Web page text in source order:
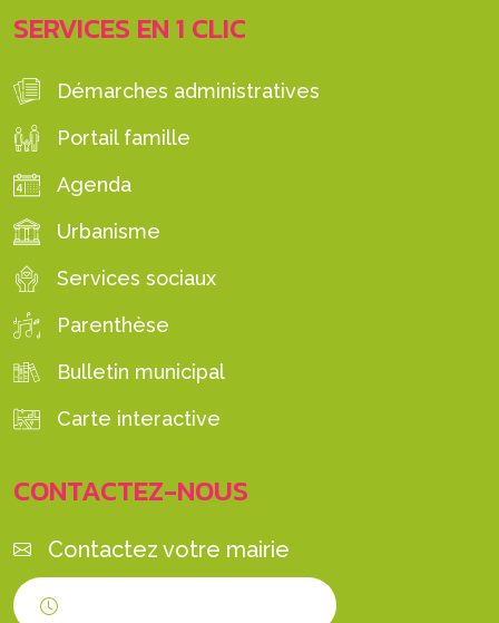
SERVICES EN 1 CLIC
Démarches administratives
Portail famille
Agenda
Urbanisme
Services sociaux
Parenthèse
Bulletin municipal
Carte interactive
CONTACTEZ-NOUS
Contactez votre mairie